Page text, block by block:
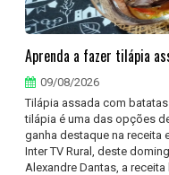
Aprenda a fazer tilápia
09/08/2026
Tilápia assada com
tilápia é uma das opções
ganha destaque na receita
Inter TV Rural, deste
Alexandre Dantas, a